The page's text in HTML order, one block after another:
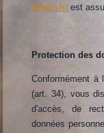
hillerin.fr/ est
Protection des
Conformément à
(art. 34), vous
d'accès, de
données